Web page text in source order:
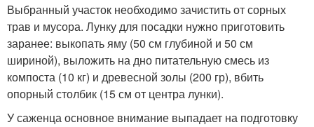
Выбранный участок необходимо зачистить от сорных
трав и мусора. Лунку для посадки нужно приготовить
заранее: выкопать яму (50 см глубиной и 50 см
шириной), выложить на дно питательную смесь из
компоста (10 кг) и древесной золы (200 гр), вбить
опорный столбик (15 см от центра лунки).
У саженца основное внимание выпадает на подготовку